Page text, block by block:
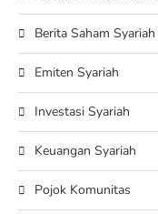
Berita Saham Syariah
Emiten Syariah
Investasi Syariah
Keuangan Syariah
Pojok Komunitas